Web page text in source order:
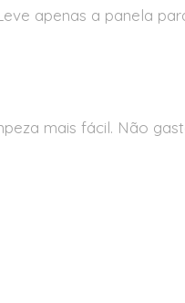
apenas a panela
mais fácil. Não